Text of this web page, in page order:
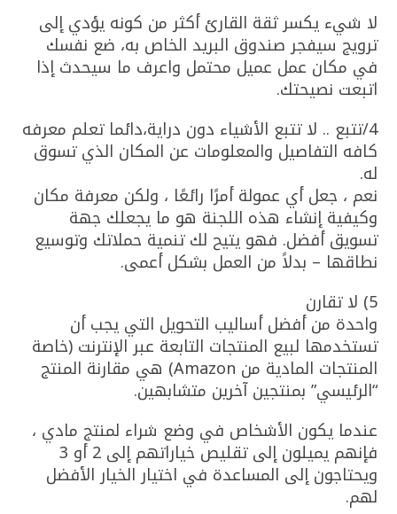
لا شيء يكسر ثقة القارئ أكثر من كونه يؤدي إلى
ترويج سيفجر صندوق البريد الخاص به، ضع نفسك
في مكان عمل عميل محتمل واعرف ما سيحدث إذا
اتبعت نصيحتك.
4/تتبع .. لا تتبع الأشياء دون دراية،دائما تعلم معرفه
كافه التفاصيل والمعلومات عن المكان الذي تسوق
له.
نعم ، جعل أي عمولة أمرًا رائعًا ، ولكن معرفة مكان
وكيفية إنشاء هذه اللجنة هو ما يجعلك جهة
تسويق أفضل. فهو يتيح لك تنمية حملاتك وتوسيع
نطاقها – بدلاً من العمل بشكل أعمى.
5) لا تقارن
واحدة من أفضل أساليب التحويل التي يجب أن
تستخدمها لبيع المنتجات التابعة عبر الإنترنت (خاصة
المنتجات المادية من Amazon) هي مقارنة المنتج
“الرئيسي” بمنتجين آخرين متشابهين.
عندما يكون الأشخاص في وضع شراء لمنتج مادي ،
فإنهم يميلون إلى تقليص خياراتهم إلى 2 أو 3
ويحتاجون إلى المساعدة في اختيار الخيار الأفضل
لهم.